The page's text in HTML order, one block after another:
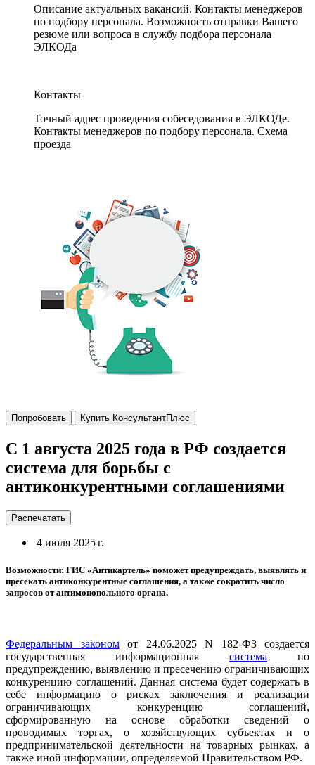
Описание актуальных вакансий. Контакты менеджеров
по подбору персонала. Возможность отправки Вашего
резюме или вопроса в службу подбора персонала
ЭЛКОДа
Контакты
Точный адрес проведения собеседования в ЭЛКОДе.
Контакты менеджеров по подбору персонала. Схема
проезда
Попробовать Купить КонсультантПлюс
С 1 августа 2025 года в РФ создается
система для борьбы с
антиконкурентными соглашениями
Распечатать
4 июля 2025 г.
Возможности: ГИС «Антикартель» поможет предупреждать, выявлять и
пресекать антиконкурентные соглашения, а также сократить число
запросов от антимонопольного органа.
Федеральным закономот 24.06.2025 N 182-ФЗ создается
государственная информационная система по
предупреждению, выявлению и пресечению ограничивающих
конкуренцию соглашений. Данная система будет содержать в
себе информацию о рисках заключения и реализации
ограничивающих конкуренцию соглашений,
сформированную на основе обработки сведений о
проводимых торгах, о хозяйствующих субъектах и о
предпринимательской деятельности на товарных рынках, а
также иной информации, определяемой Правительством РФ.